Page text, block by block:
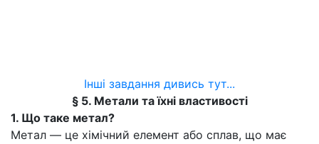
Інші завдання дивись тут...
§ 5. Метали та їхні властивості
1. Що таке метал?
Метал — це хімічний елемент або сплав, що має